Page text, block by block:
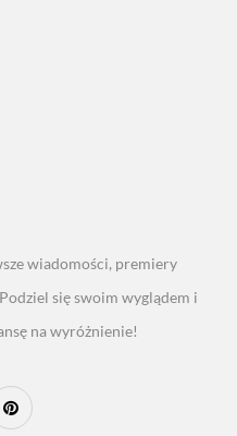
wiadomości, premiery
się swoim wyglądem i
na wyróżnienie!